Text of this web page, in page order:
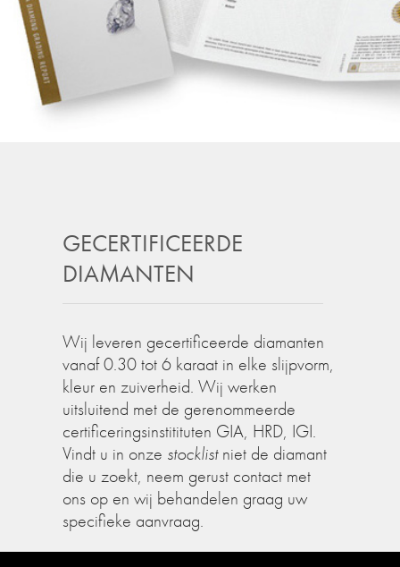
GECERTIFICEERDE
DIAMANTEN
Wij leveren gecertificeerde diamanten
vanaf 0.30 tot 6 karaat in elke slijpvorm,
kleur en zuiverheid. Wij werken
uitsluitend met de gerenommeerde
certificeringsinstitituten GIA, HRD, IGI.
Vindt u in onze stocklistniet de diamant
die u zoekt, neem gerust contact met
ons op en wij behandelen graag uw
specifieke aanvraag.